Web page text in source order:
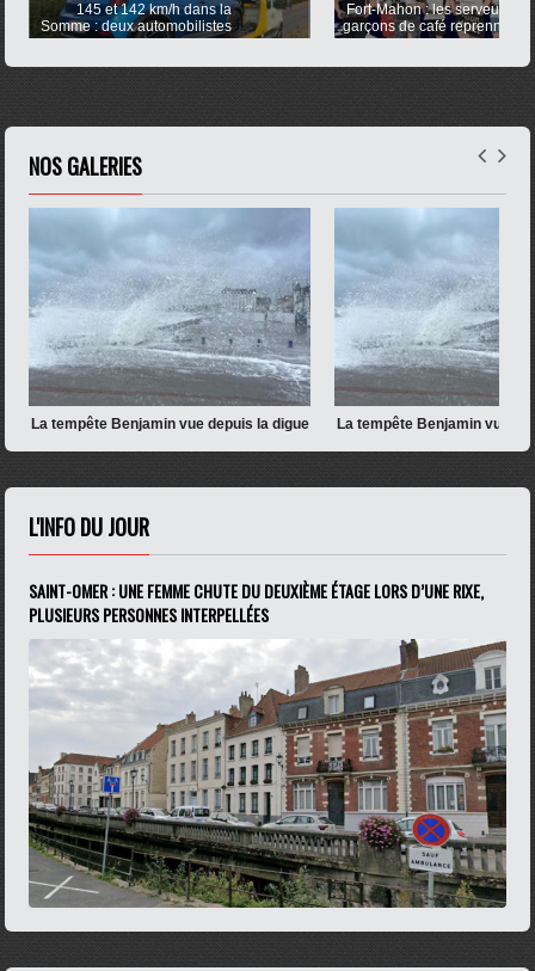
Fort-Mahon : les serveuses et
garçons de café reprennent la
course ce mercredi !
Coulogne distribue
lunettes pour observer
en toute sécurité
NOS GALERIES
La tempête Benjamin vue depuis la digue
de Wimereux
La tempête Benjamin vue
de Wimereux
L'INFO DU JOUR
SAINT-OMER : UNE FEMME CHUTE DU DEUXIÈME ÉTAGE LORS D’UNE RIXE,
PLUSIEURS PERSONNES INTERPELLÉES